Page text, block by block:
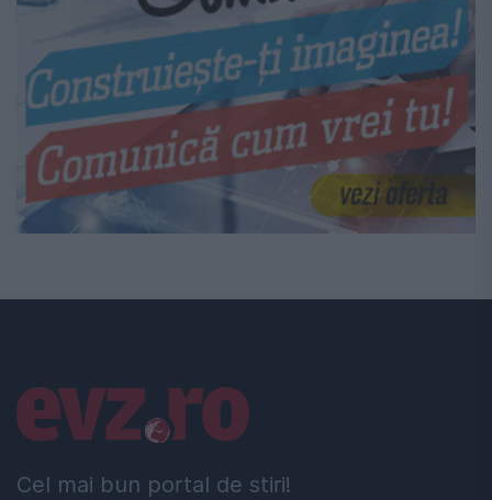
Cel mai bun portal de stiri!
Linkuri utile